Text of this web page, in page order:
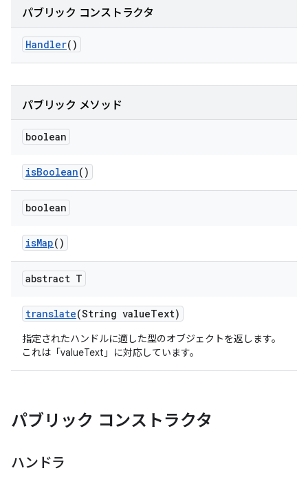
パブリック コンストラクタ
Handler()
パブリック メソッド
boolean
isBoolean()
boolean
isMap()
abstract T
translate(String valueText)
指定されたハンドルに適した型のオブジェクトを返します。
これは「valueText」に対応しています。
パブリック コンストラクタ
ハンドラ